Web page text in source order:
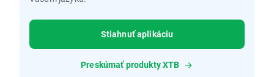
Stiahnuť aplikáciu
Preskúmať produkty XTB